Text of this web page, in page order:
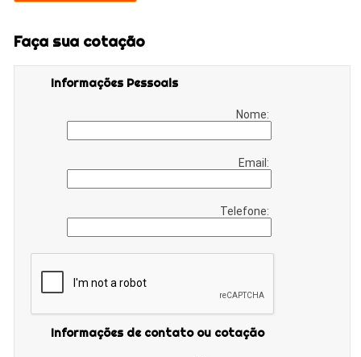
Faça sua cotação
Informações Pessoais
Nome:
Email:
Telefone:
Informações de contato ou cotação